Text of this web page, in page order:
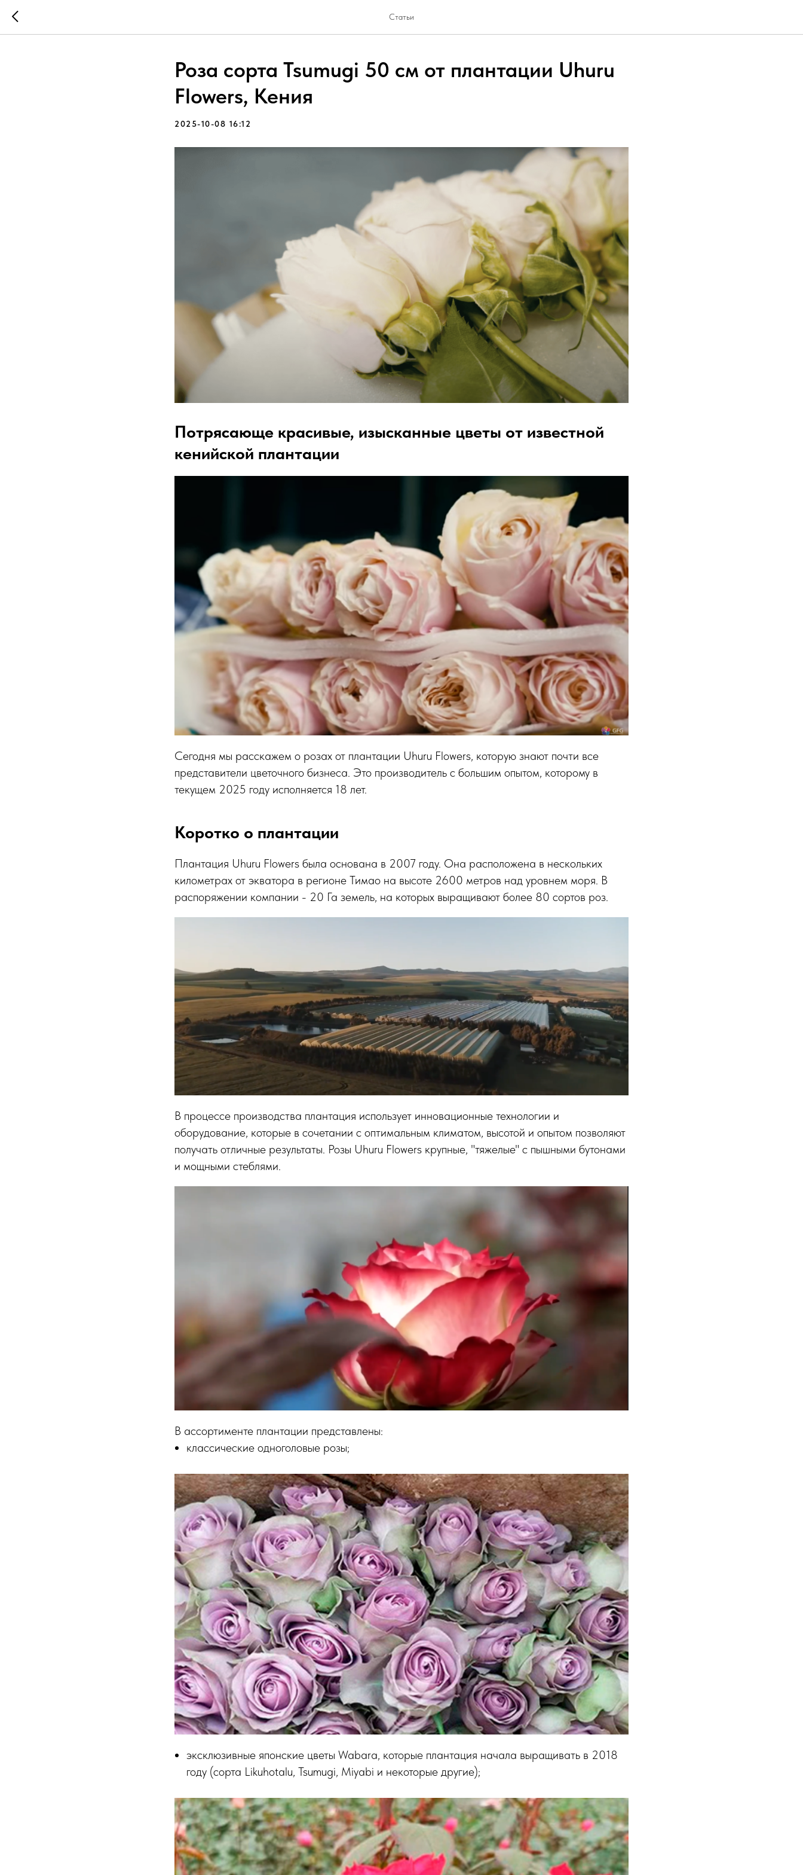
Статьи
Роза сорта Tsumugi 50 см от плантации Uhuru
Flowers, Кения
2025-10-08 16:12
Потрясающе красивые, изысканные цветы от известной
кенийской плантации
Сегодня мы расскажем о розах от плантации Uhuru Flowers, которую знают почти все
представители цветочного бизнеса. Это производитель c большим опытом, которому в
текущем 2025 году исполняется 18 лет.
Коротко о плантации
Плантация Uhuru Flowers была основана в 2007 году. Она расположена в нескольких
километрах от экватора в регионе Тимао на высоте 2600 метров над уровнем моря. В
распоряжении компании - 20 Га земель, на которых выращивают более 80 сортов роз.
В процессе производства плантация использует инновационные технологии и
оборудование, которые в сочетании с оптимальным климатом, высотой и опытом позволяют
получать отличные результаты. Розы Uhuru Flowers крупные, "тяжелые" с пышными бутонами
и мощными стеблями.
В ассортименте плантации представлены:
классические одноголовые розы;
эксклюзивные японские цветы Wabara, которые плантация начала выращивать в 2018
году (сорта Likuhotalu, Tsumugi, Miyabi и некоторые другие);